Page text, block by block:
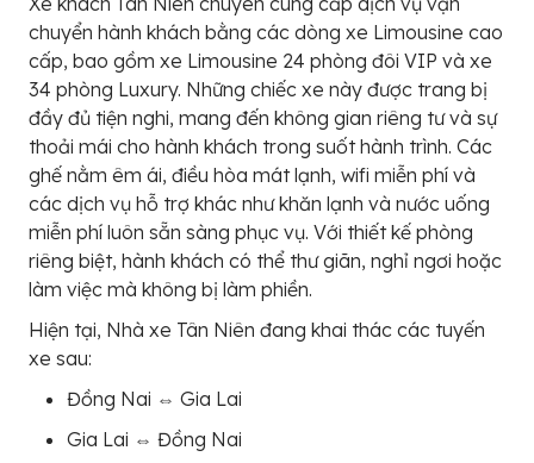
chuyển hành khách bằng các dòng xe Limousine cao
cấp, bao gồm xe Limousine 24 phòng đôi VIP và xe
34 phòng Luxury. Những chiếc xe này được trang bị
đầy đủ tiện nghi, mang đến không gian riêng tư và sự
thoải mái cho hành khách trong suốt hành trình. Các
ghế nằm êm ái, điều hòa mát lạnh, wifi miễn phí và
các dịch vụ hỗ trợ khác như khăn lạnh và nước uống
miễn phí luôn sẵn sàng phục vụ. Với thiết kế phòng
riêng biệt, hành khách có thể thư giãn, nghỉ ngơi hoặc
làm việc mà không bị làm phiền.
Hiện tại, Nhà xe Tân Niên đang khai thác các tuyến
xe sau:
Đồng Nai ⇔ Gia Lai
Gia Lai ⇔ Đồng Nai